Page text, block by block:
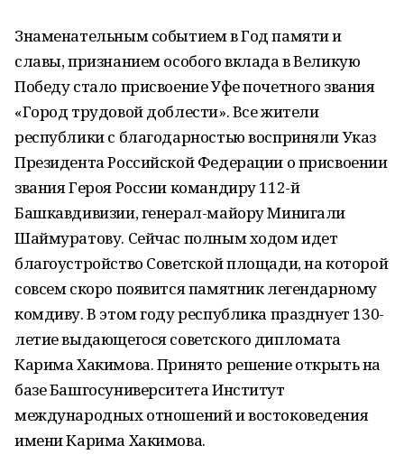
Знаменательным событием в Год памяти и
славы, признанием особого вклада в Великую
Победу стало присвоение Уфе почетного звания
«Город трудовой доблести». Все жители
республики с благодарностью восприняли Указ
Президента Российской Федерации о присвоении
звания Героя России командиру 112-й
Башкавдивизии, генерал-майору Минигали
Шаймуратову. Сейчас полным ходом идет
благоустройство Советской площади, на которой
совсем скоро появится памятник легендарному
комдиву. В этом году республика празднует 130-
летие выдающегося советского дипломата
Карима Хакимова. Принято решение открыть на
базе Башгосуниверситета Институт
международных отношений и востоковедения
имени Карима Хакимова.